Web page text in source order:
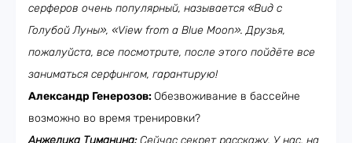
серферов очень популярный, называется «Вид с
Голубой Луны», «View from a Blue Moon». Друзья,
пожалуйста, все посмотрите, после этого пойдёте все
заниматься серфингом, гарантирую!
Александр Генерозов: Обезвоживание в бассейне
возможно во время тренировки?
Анжелика Тиманина:Сейчас секрет расскажу. У нас, на